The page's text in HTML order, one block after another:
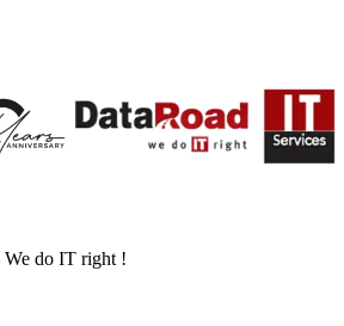
We do IT right !